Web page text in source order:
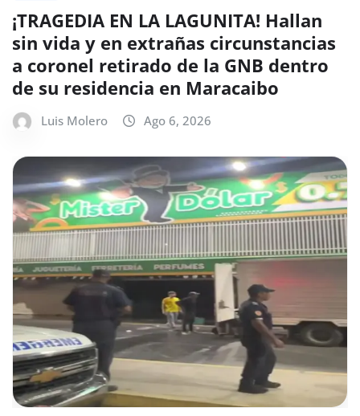
¡TRAGEDIA EN LA LAGUNITA! Hallan
sin vida y en extrañas circunstancias
a coronel retirado de la GNB dentro
de su residencia en Maracaibo
Luis Molero Ago 6, 2026